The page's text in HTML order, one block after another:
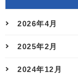
2026年4月
2025年2月
2024年12月